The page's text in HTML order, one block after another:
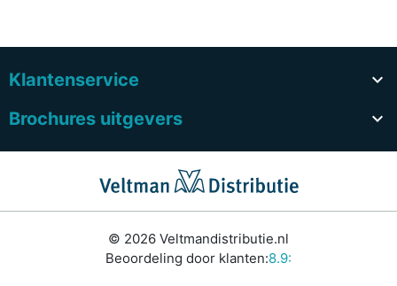
Klantenservice

Brochures uitgevers

© 2026 Veltmandistributie.nl
Beoordeling door klanten:8.9: